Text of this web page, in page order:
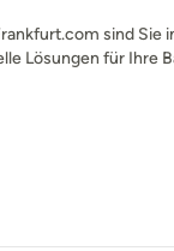
sind Sie
Lösungen für Ihre